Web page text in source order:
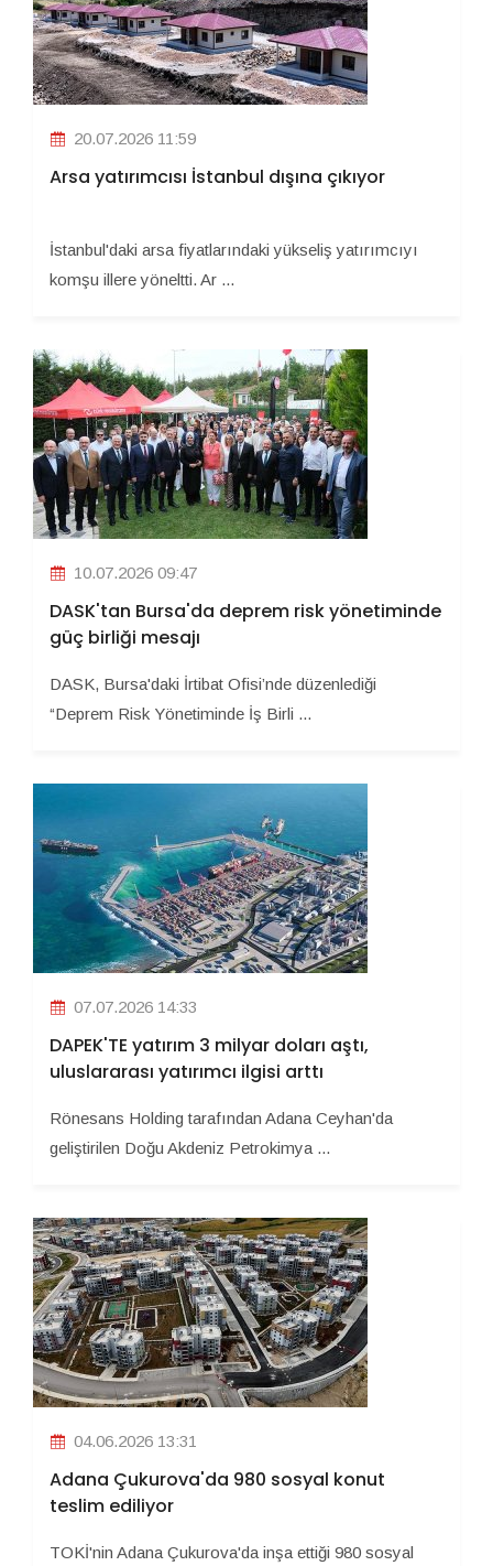
20.07.2026 11:59
Arsa yatırımcısı İstanbul dışına çıkıyor
İstanbul'daki arsa fiyatlarındaki yükseliş yatırımcıyı
komşu illere yöneltti. Ar ...
10.07.2026 09:47
DASK'tan Bursa'da deprem risk yönetiminde
güç birliği mesajı
DASK, Bursa'daki İrtibat Ofisi’nde düzenlediği
“Deprem Risk Yönetiminde İş Birli ...
07.07.2026 14:33
DAPEK'TE yatırım 3 milyar doları aştı,
uluslararası yatırımcı ilgisi arttı
Rönesans Holding tarafından Adana Ceyhan'da
geliştirilen Doğu Akdeniz Petrokimya ...
04.06.2026 13:31
Adana Çukurova'da 980 sosyal konut
teslim ediliyor
TOKİ'nin Adana Çukurova'da inşa ettiği 980 sosyal